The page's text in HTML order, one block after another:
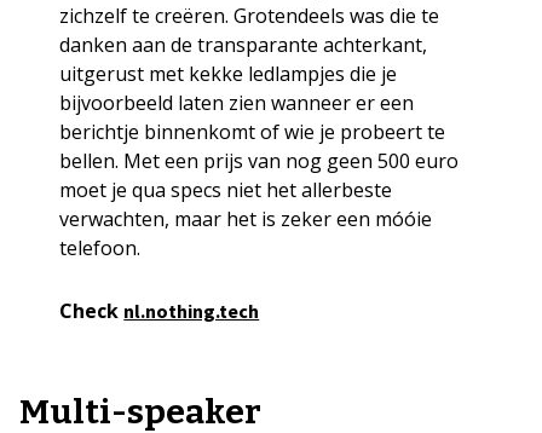
zichzelf te creëren. Grotendeels was die te
danken aan de transparante achterkant,
uitgerust met kekke ledlampjes die je
bijvoorbeeld laten zien wanneer er een
berichtje binnenkomt of wie je probeert te
bellen. Met een prijs van nog geen 500 euro
moet je qua specs niet het allerbeste
verwachten, maar het is zeker een móóie
telefoon.
Check nl.nothing.tech
Multi-speaker